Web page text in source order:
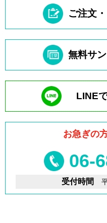
ご注文
無料サ
LINE
お急ぎの
06-
受付時間